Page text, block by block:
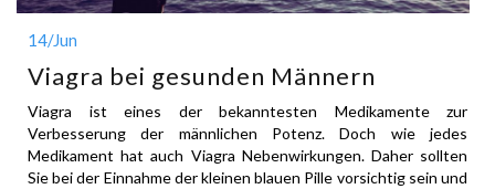
14/Jun
Viagra bei gesunden Männern
Viagra ist eines der bekanntesten Medikamente zur
Verbesserung der männlichen Potenz. Doch wie jedes
Medikament hat auch Viagra Nebenwirkungen. Daher sollten
Sie bei der Einnahme der kleinen blauen Pille vorsichtig sein und